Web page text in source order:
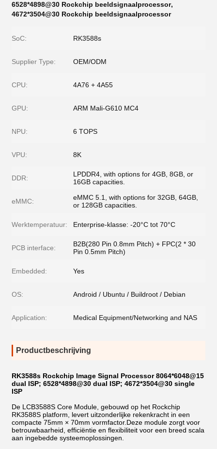
6528*4898@30 Rockchip beeldsignaalprocessor,
4672*3504@30 Rockchip beeldsignaalprocessor
SoC: RK3588s
Supplier Type: OEM/ODM
CPU: 4A76 + 4A55
GPU: ARM Mali-G610 MC4
NPU: 6 TOPS
VPU: 8K
DDR:
LPDDR4, with options for 4GB, 8GB, or
16GB capacities.
eMMC:
eMMC 5.1, with options for 32GB, 64GB,
or 128GB capacities.
Werktemperatuur: Enterprise-klasse: -20°C tot 70°C
PCB interface:
B2B(280 Pin 0.8mm Pitch) + FPC(2 * 30
Pin 0.5mm Pitch)
Embedded: Yes
OS: Android / Ubuntu / Buildroot / Debian
Application: Medical Equipment/Networking and NAS
Productbeschrijving
RK3588s Rockchip Image Signal Processor 8064*6048@15
dual ISP; 6528*4898@30 dual ISP; 4672*3504@30 single
ISP
De LCB3588S Core Module, gebouwd op het Rockchip
RK3588S platform, levert uitzonderlijke rekenkracht in een
compacte 75mm × 70mm vormfactor.Deze module zorgt voor
betrouwbaarheid, efficiëntie en flexibiliteit voor een breed scala
aan ingebedde systeemoplossingen.